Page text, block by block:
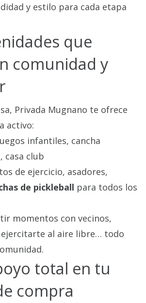
y estilo para cada etapa
que
comunidad y
Privada Mugnano te ofrece
activo:
infantiles, cancha
club
de ejercicio, asadores,
de pickleball para todos los
momentos con vecinos,
al aire libre… todo
total en tu
compra